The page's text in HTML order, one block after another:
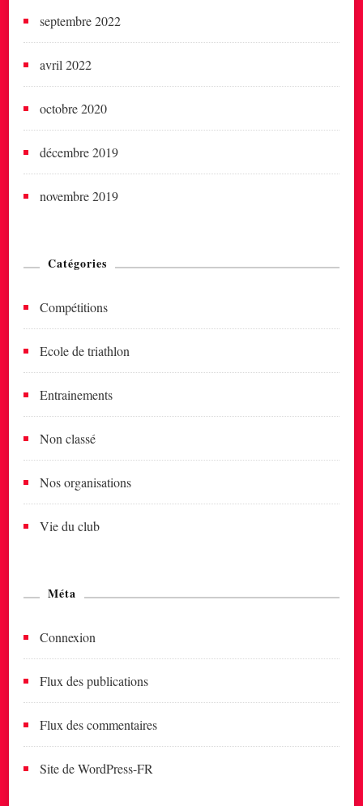
septembre 2022
avril 2022
octobre 2020
décembre 2019
novembre 2019
Catégories
Compétitions
Ecole de triathlon
Entrainements
Non classé
Nos organisations
Vie du club
Méta
Connexion
Flux des publications
Flux des commentaires
Site de WordPress-FR